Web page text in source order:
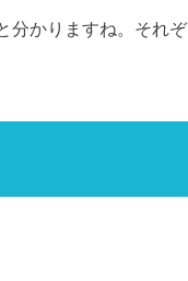
分かりますね。それぞ